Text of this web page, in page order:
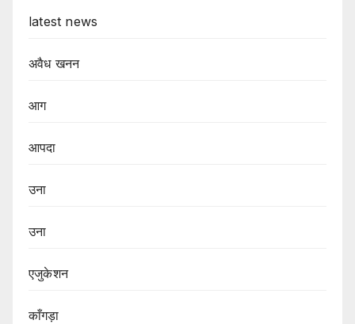
latest news
अवैध खनन
आग
आपदा
उना
उना
एजुकेशन
काँगड़ा